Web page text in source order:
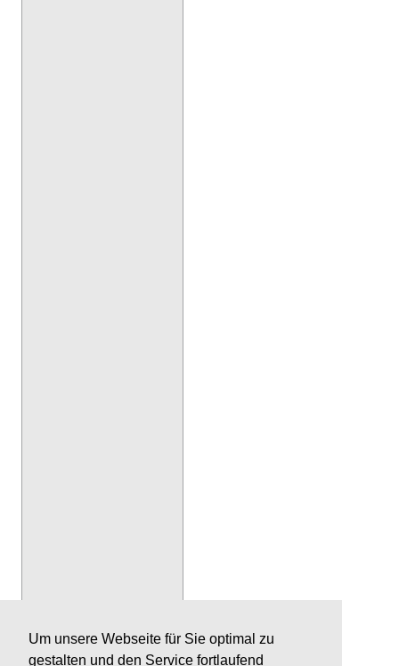
Um unsere Webseite für Sie optimal zu
gestalten und den Service fortlaufend